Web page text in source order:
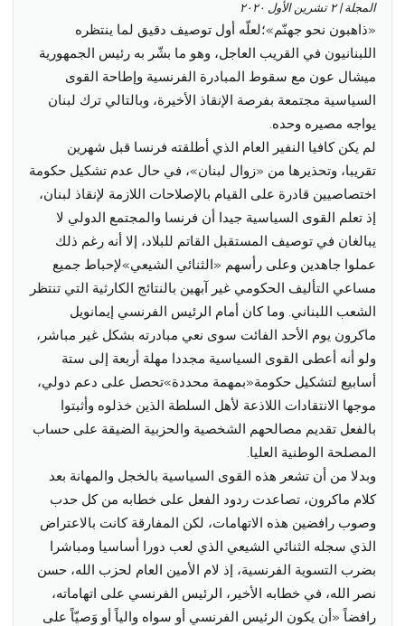
menu
المجلة | ٢ تشرين الأول ٢٠٢٠
«ذاهبون نحو جهنّم»؛لعلّه أول توصيف دقيق لما ينتظره
اللبنانيون في القريب العاجل، وهو ما بشّر به رئيس الجمهورية
ميشال عون مع سقوط المبادرة الفرنسية وإطاحة القوى
السياسية مجتمعة بفرصة الإنقاذ الأخيرة، وبالتالي ترك لبنان
يواجه مصيره وحده.
لم يكن كافيا النفير العام الذي أطلقته فرنسا قبل شهرين
تقريبا، وتحذيرها من «زوال لبنان»، في حال عدم تشكيل حكومة
اختصاصيين قادرة على القيام بالإصلاحات اللازمة لإنقاذ لبنان،
إذ تعلم القوى السياسية جيدا أن فرنسا والمجتمع الدولي لا
يبالغان في توصيف المستقبل القاتم للبلاد، إلا أنه رغم ذلك
عملوا جاهدين وعلى رأسهم «الثنائي الشيعي»لإحباط جميع
مساعي التأليف الحكومي غير آبهين بالنتائج الكارثية التي تنتظر
الشعب اللبناني. وما كان أمام الرئيس الفرنسي إيمانويل
ماكرون يوم الأحد الفائت سوى نعي مبادرته بشكل غير مباشر،
ولو أنه أعطى القوى السياسية مجددا مهلة أربعة إلى ستة
أسابيع لتشكيل حكومة«بمهمة محددة»تحصل على دعم دولي،
موجها الانتقادات اللاذعة لأهل السلطة الذين خذلوه وأثبتوا
بالفعل تقديم مصالحهم الشخصية والحزبية الضيقة على حساب
المصلحة الوطنية العليا.
وبدلا من أن تشعر هذه القوى السياسية بالخجل والمهانة بعد
كلام ماكرون، تصاعدت ردود الفعل على خطابه من كل حدب
وصوب رافضين هذه الاتهامات، لكن المفارقة كانت بالاعتراض
الذي سجله الثنائي الشيعي الذي لعب دورا أساسيا ومباشرا
بضرب التسوية الفرنسية، إذ لام الأمين العام لحزب الله، حسن
نصر الله، في خطابه الأخير، ‏الرئيس الفرنسي على اتهاماته،
رافضاً «أن يكون ‏الرئيس الفرنسي أو سواه والياً أو وَصيّاً على